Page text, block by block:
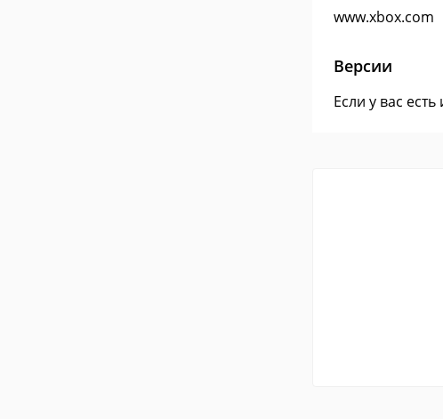
www.xbox.com
Версии
Если у вас